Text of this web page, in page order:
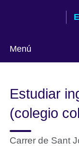
Menú
Estudiar
(colegio
Carrer de Sant